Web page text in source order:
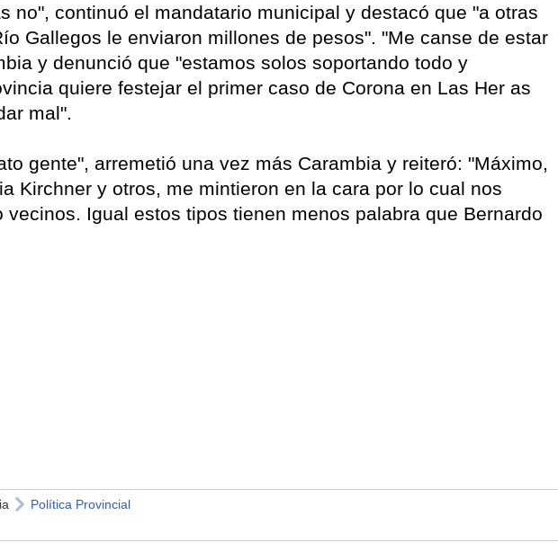
no", continuó el mandatario municipal y destacó que "a otras
Gallegos le enviaron millones de pesos". "Me canse de estar
y denunció que "estamos solos soportando todo y
quiere festejar el primer caso de Corona en Las Her as
mal".
gente", arremetió una vez más Carambia y reiteró: "Máximo,
Kirchner y otros, me mintieron en la cara por lo cual nos
vecinos. Igual estos tipos tienen menos palabra que Bernardo
Política Provincial